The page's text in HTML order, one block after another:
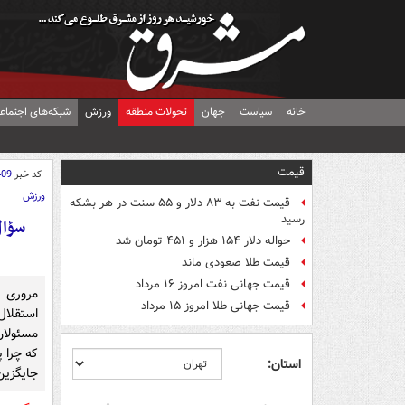
خانه سیاست جهان تحولات منطقه ورزش شبکه‌های
قیمت
قیمت نفت به ۸۳ دلار و ۵۵ سنت در هر بشکه
رسید
حواله دلار ۱۵۴ هزار و ۴۵۱ تومان شد
قیمت طلا صعودی ماند
قیمت جهانی نفت امروز ۱۶ مرداد
قیمت جهانی طلا امروز ۱۵ مرداد
استان:
کد خبر
ورزش